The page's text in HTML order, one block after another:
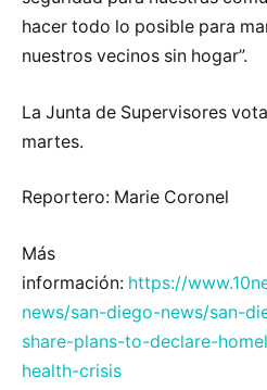
hacer todo lo posible para
nuestros vecinos sin hogar”.
La Junta de Supervisores
martes.
Reportero: Marie Coronel
Más
información: https://
news/san-diego-news/san-
share-plans-to-declare-
health-crisis